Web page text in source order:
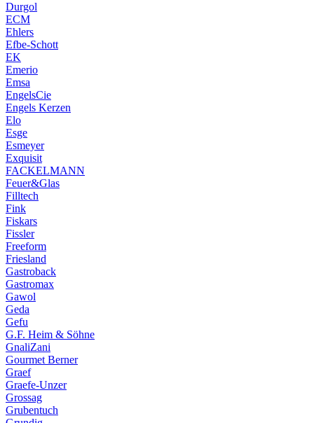
Durgol
ECM
Ehlers
Efbe-Schott
EK
Emerio
Emsa
EngelsCie
Engels Kerzen
Elo
Esge
Esmeyer
Exquisit
FACKELMANN
Feuer&Glas
Filltech
Fink
Fiskars
Fissler
Freeform
Friesland
Gastroback
Gastromax
Gawol
Geda
Gefu
G.F. Heim & Söhne
GnaliZani
Gourmet Berner
Graef
Graefe-Unzer
Grossag
Grubentuch